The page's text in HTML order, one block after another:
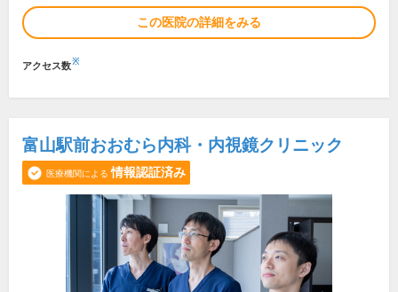
この医院の詳細をみる
アクセス数※
富山駅前おおむら内科・内視鏡クリニック
医療機関による 情報認証済み